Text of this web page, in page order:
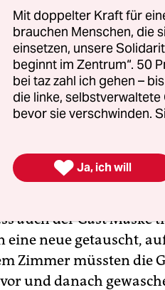
eingehalten wird,
die Wirtschafterin,
Zwischen den
Damen leicht
anbieten, hängen nun
keimhemmendem
auch der Gast Maske
eine neue getauscht,
Zimmer müssten die
und danach
Mit doppelter Kraft für
brauchen Menschen, die
einsetzen, unsere
beginnt im Zentrum“. 50
bei taz zahl ich gehen –
die linke,
bevor sie verschwinden.
 Ja, ich will